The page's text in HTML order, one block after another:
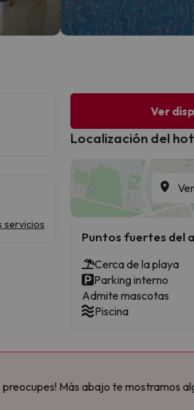
servicios
Ver
Localización del
Puntos fuertes del
Cerca de la playa
Parking interno
Admite mascotas
Piscina
Más abajo te mostramos